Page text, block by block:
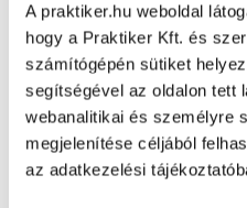
A praktiker.hu weboldal
hogy a Praktiker Kft. és
számítógépén sütiket
segítségével az oldalon tett
webanalitikai és személyre
megjelenítése céljából
az adatkezelési
Oldal